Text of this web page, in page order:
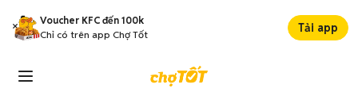
Voucher KFC đến 100k
Chỉ có trên app Chợ Tốt
Tải app